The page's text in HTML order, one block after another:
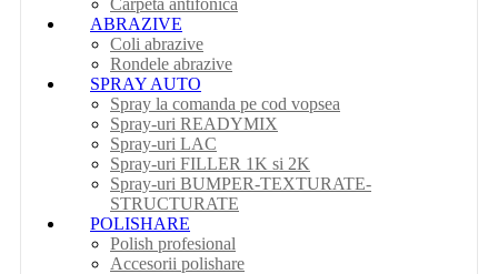
Carpeta antifonica
ABRAZIVE
Coli abrazive
Rondele abrazive
SPRAY AUTO
Spray la comanda pe cod vopsea
Spray-uri READYMIX
Spray-uri LAC
Spray-uri FILLER 1K si 2K
Spray-uri BUMPER-TEXTURATE-
STRUCTURATE
POLISHARE
Polish profesional
Accesorii polishare